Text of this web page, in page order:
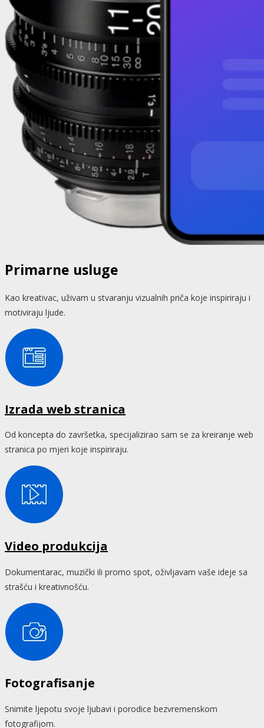
Primarne usluge
Kao kreativac, uživam u stvaranju vizualnih priča koje inspiriraju i
motiviraju ljude.
Izrada web stranica
Od koncepta do završetka, specijalizirao sam se za kreiranje web
stranica po mjeri koje inspiriraju.
Video produkcija
Dokumentarac, muzički ili promo spot, oživljavam vaše ideje sa
strašću i kreativnošću.
Fotografisanje
Snimite ljepotu svoje ljubavi i porodice bezvremenskom
fotografijom.